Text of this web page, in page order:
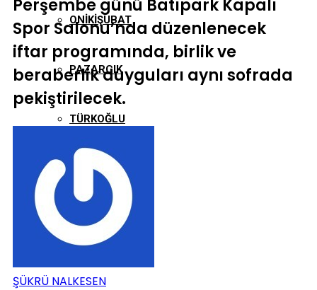
ONIKIŞUBAT
PAZARCIK
TÜRKOĞLU
Perşembe günü Batıpark Kapalı
Spor Salonu’nda düzenlenecek
iftar programında, birlik ve
beraberlik duyguları aynı sofrada
pekiştirilecek.
ŞÜKRÜ NALKESEN